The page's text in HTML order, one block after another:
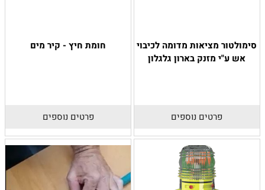
סימולטור מציאות מדומה לכיבוי
אש ע"י מזנק בארון גלגלון
פרטים נוספים
חומת חיץ - קיר מים
פרטים נוספים